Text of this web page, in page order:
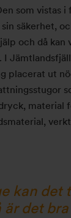
som vistas i
säkerhet,
och då kan
I
placerat ut
material
kan det
är det